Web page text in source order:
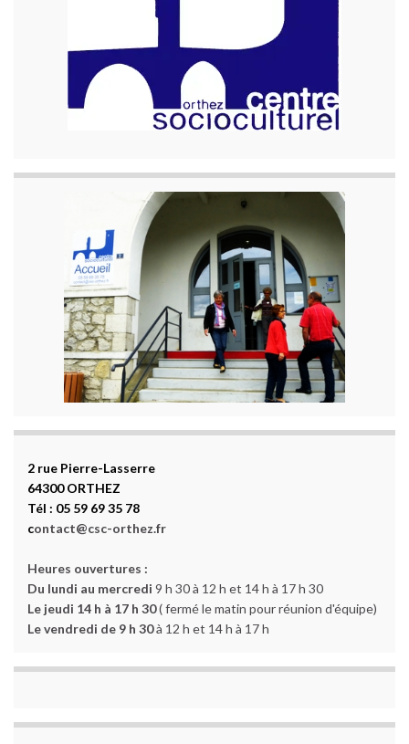
2 rue Pierre-Lasserre
64300 ORTHEZ
Tél : 05 59 69 35 78
contact@csc-orthez.fr
Heures ouvertures :
Du lundi au mercredi 9 h 30 à 12 h et 14 h à 17 h 30
Le jeudi 14 h à 17 h 30( fermé le matin pour réunion d'équipe)
Le vendredi de 9 h 30à 12 h et 14 h à 17 h